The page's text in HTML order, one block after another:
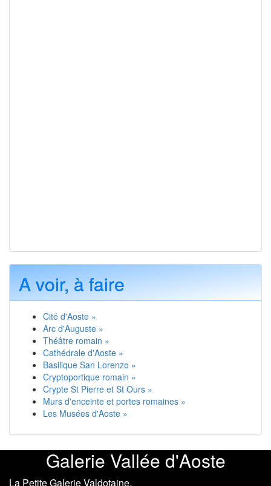
A voir, à faire
Cité d'Aoste »
Arc d'Auguste »
Théâtre romain »
Cathédrale d'Aoste »
Basilique San Lorenzo »
Cryptoportique romain »
Crypte St Pierre et St Ours »
Murs d'enceinte et portes romaines »
Les Musées d'Aoste »
Galerie Vallée d'Aoste
La Petite Galerie Valdotaine.